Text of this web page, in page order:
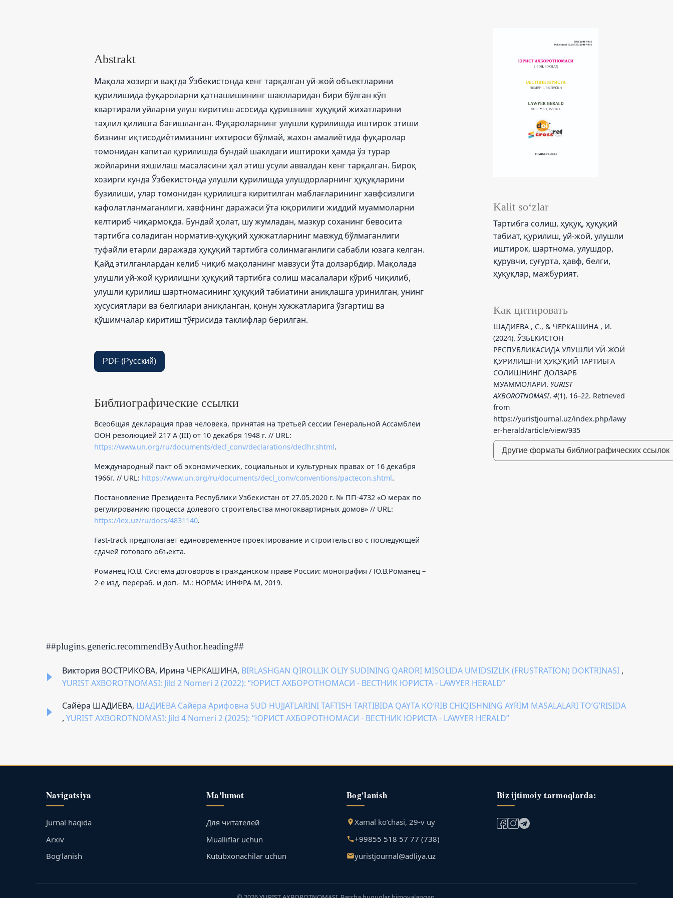
Kalit so‘zlar
Тартибга солиш, ҳуқуқ, ҳуқуқий
табиат, қурилиш, уй-жой, улушли
иштирок, шартнома, улушдор,
қурувчи, суғурта, ҳавф, белги,
ҳуқуқлар, мажбурият.
Как цитировать
ШАДИЕВА , С., & ЧЕРКАШИНА , И.
(2024). ЎЗБЕКИСТОН
РЕСПУБЛИКАСИДА УЛУШЛИ УЙ-ЖОЙ
ҚУРИЛИШНИ ҲУҚУҚИЙ ТАРТИБГА
СОЛИШНИНГ ДОЛЗАРБ
МУАММОЛАРИ. YURIST
AXBOROTNOMASI, 4(1), 16–22. Retrieved
from
https://yuristjournal.uz/index.php/lawy
er-herald/article/view/935
Другие форматы библиографических ссылок
Abstrakt
Мақола хозирги вақтда Ўзбекистонда кенг тарқалган уй-жой объектларини
қурилишида фуқароларни қатнашишининг шаклларидан бири бўлган кўп
квартирали уйларни улуш киритиш асосида қуришнинг хуқуқий жихатларини
таҳлил қилишга бағишланган. Фуқароларнинг улушли қурилишда иштирок этиши
бизнинг иқтисодиётимизнинг ихтироси бўлмай, жахон амалиётида фуқаролар
томонидан капитал қурилишда бундай шаклдаги иштироки ҳамда ўз турар
жойларини яхшилаш масаласини ҳал этиш усули аввалдан кенг тарқалган. Бироқ
хозирги кунда Ўзбекистонда улушли қурилишда улушдорларнинг ҳуқуқларини
бузилиши, улар томонидан қурилишга киритилган маблағларининг хавфсизлиги
кафолатланмаганлиги, хавфнинг даражаси ўта юқорилиги жиддий муаммоларни
келтириб чиқармоқда. Бундай ҳолат, шу жумладан, мазкур соханинг бевосита
тартибга соладиган норматив-ҳуқуқий ҳужжатларнинг мавжуд бўлмаганлиги
туфайли етарли даражада ҳуқуқий тартибга солинмаганлиги сабабли юзага келган.
Қайд этилганлардан келиб чиқиб мақоланинг мавзуси ўта долзарбдир. Мақолада
улушли уй-жой қурилишни ҳуқуқий тартибга солиш масалалари кўриб чиқилиб,
улушли қурилиш шартномасининг ҳуқуқий табиатини аниқлашга уринилган, унинг
хусусиятлари ва белгилари аниқланган, қонун хужжатларига ўзгартиш ва
қўшимчалар киритиш тўғрисида таклифлар берилган.
PDF (Русский)
Библиографические ссылки
Всеобщая декларация прав человека, принятая на третьей сессии Генеральной Ассамблеи
ООН резолюцией 217 А (III) от 10 декабря 1948 г. // URL:
https://www.un.org/ru/documents/decl_conv/declarations/declhr.shtml.
Международный пакт об экономических, социальных и культурных правах от 16 декабря
1966г. // URL: https://www.un.org/ru/documents/decl_conv/conventions/pactecon.shtml.
Постановление Президента Республики Узбекистан от 27.05.2020 г. № ПП-4732 «О мерах по
регулированию процесса долевого строительства многоквартирных домов» // URL:
https://lex.uz/ru/docs/4831140.
Fast-track предполагает единовременное проектирование и строительство с последующей
сдачей готового объекта.
Романец Ю.В. Система договоров в гражданском праве России: монография / Ю.В.Романец –
2-е изд. перераб. и доп.- М.: НОРМА: ИНФРА-М, 2019.
##plugins.generic.recommendByAuthor.heading##
Виктория ВОСТРИКОВА, Ирина ЧЕРКАШИНА, BIRLASHGAN QIROLLIK OLIY SUDINING QARORI MISOLIDA UMIDSIZLIK (FRUSTRATION) DOKTRINASI ,
YURIST AXBOROTNOMASI: Jild 2 Nomeri 2 (2022): “ЮРИСТ АХБОРОТНОМАСИ - ВЕСТНИК ЮРИСТА - LAWYER HERALD”
Сайёра ШАДИЕВА, ШАДИЕВА Сайёра Арифовна SUD HUJJATLARINI TAFTISH TARTIBIDA QAYTA KO’RIB CHIQISHNING AYRIM MASALALARI TO’G’RISIDA
, YURIST AXBOROTNOMASI: Jild 4 Nomeri 2 (2025): “ЮРИСТ АХБОРОТНОМАСИ - ВЕСТНИК ЮРИСТА - LAWYER HERALD”
Navigatsiya
Jurnal haqida
Arxiv
Bog‘lanish
Ma'lumot
Для читателей
Mualliflar uchun
Kutubxonachilar uchun
Bog'lanish
Xamal ko‘chasi, 29-v uy
+99855 518 57 77 (738)
yuristjournal@adliya.uz
Biz ijtimoiy tarmoqlarda: